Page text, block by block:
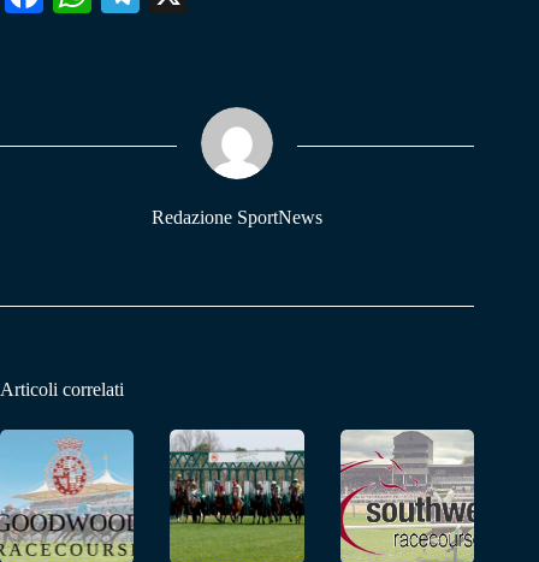
pp m
Redazione SportNews
Articoli correlati